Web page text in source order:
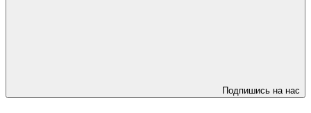
Подпишись на нас